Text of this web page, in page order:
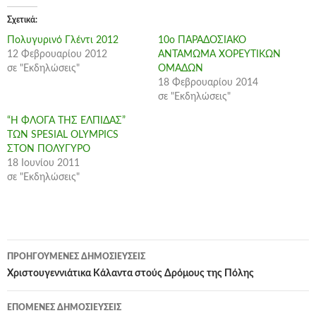
Σχετικά
Πολυγυρινό Γλέντι 2012
12 Φεβρουαρίου 2012
σε "Εκδηλώσεις"
10ο ΠΑΡΑΔΟΣΙΑΚΟ
ΑΝΤΑΜΩΜΑ ΧΟΡΕΥΤΙΚΩΝ
ΟΜΑΔΩΝ
18 Φεβρουαρίου 2014
σε "Εκδηλώσεις"
“Η ΦΛΟΓΑ ΤΗΣ ΕΛΠΙΔΑΣ”
ΤΩΝ SPESIAL OLYMPICS
ΣΤΟΝ ΠΟΛΥΓΥΡΟ
18 Ιουνίου 2011
σε "Εκδηλώσεις"
Πλοήγηση
άρθρων
ΠΡΟΗΓΟΎΜΕΝΕΣ ΔΗΜΟΣΙΕΎΣΕΙΣ
Χριστουγεννιάτικα Κάλαντα στούς Δρόμους της Πόλης
ΕΠΌΜΕΝΕΣ ΔΗΜΟΣΙΕΎΣΕΙΣ